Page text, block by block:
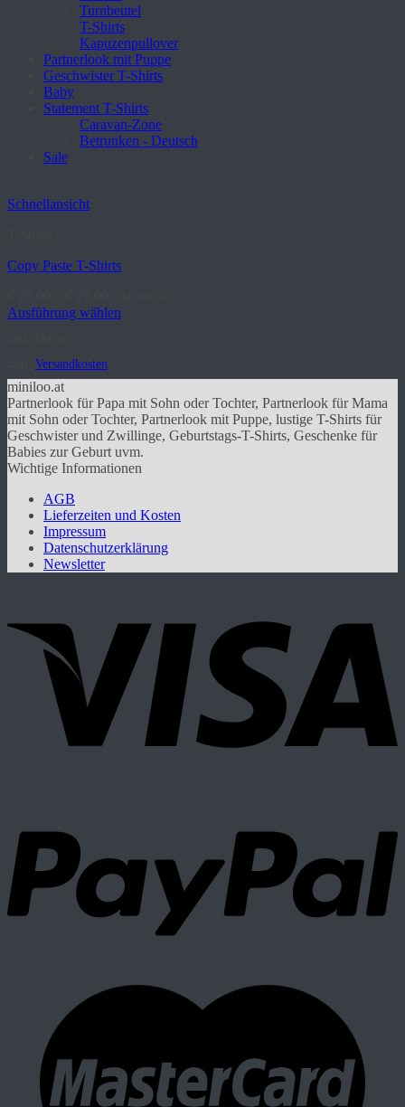
Turnbeutel
T-Shirts
Kapuzenpullover
Partnerlook mit Puppe
Geschwister T-Shirts
Baby
Statement T-Shirts
Caravan-Zone
Betrunken - Deutsch
Sale
Schnellansicht
Copy Paste T-Shirts
Ausführung wählen
weist
mehrere
Varianten
auf.
Die
Optionen
können
auf
Produktseite
gewählt
werden
Versandkosten
miniloo.at
Partnerlook für Papa mit Sohn oder Tochter, Partnerlook für Mama
mit Sohn oder Tochter, Partnerlook mit Puppe, lustige T-Shirts für
Geschwister und Zwillinge, Geburtstags-T-Shirts, Geschenke für
Babies zur Geburt uvm.
Wichtige Informationen
AGB
Lieferzeiten und Kosten
Impressum
Datenschutzerklärung
Newsletter